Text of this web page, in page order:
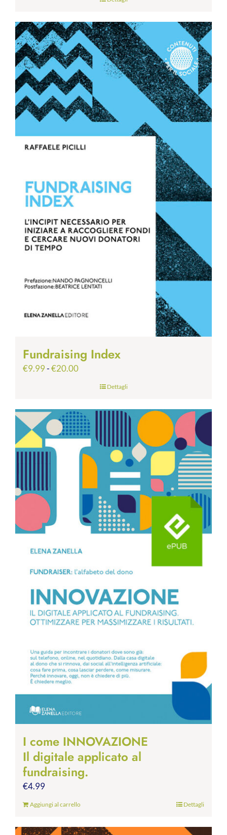
Fundraising Index
€9.99-€20.00Fascia
€9.99
a
€20.00
Dettagli
I come INNOVAZIONE
Il digitale applicato al
fundraising.
€4.99
Aggiungi al carrello Dettagli